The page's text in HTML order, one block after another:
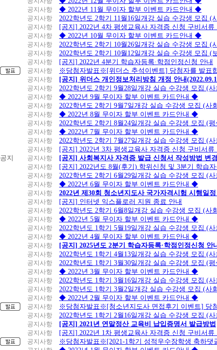
공지사항
◆ 2022년 11월 무이자 할부 이벤트 카드안내 ◆
공지사항
2022학년도 2학기 11월16일개강 실습 수강생 모집
공지사항
[공지] 2022년 4차 평생교육사 자격증 신청 구비서류
공지사항
◆ 2022년 10월 무이자 할부 이벤트 카드안내 ◆
공지사항
2022학년도 2학기 10월26일개강 실습 수강생 모집 (
공지사항
2022학년도 2학기 10월12일개강 실습 수강생 모집 (
공지사항
[공지] 2022년 4분기 학습자등록·학점인정신청 안내
공지사항
※당첨자발표※[위더스 추석이벤트] 당첨자를 발표
공지사항
[공지] 위더스 개인정보처리방침 개정 안내
공지사항
2022학년도 2학기 9월28일개강 실습 수강생 모집 (
공지사항
◆ 2022년 9월 무이자 할부 이벤트 카드안내 ◆
공지사항
2022학년도 2학기 9월7일개강 실습 수강생 모집 (사
공지사항
◆ 2022년 8월 무이자 할부 이벤트 카드안내 ◆
공지사항
2022학년도 2학기 8월24일개강 실습 수강생 모집 (
공지사항
◆ 2022년 7월 무이자 할부 이벤트 카드안내 ◆
공지사항
2022학년도 2학기 7월27일개강 실습 수강생 모집 (
공지사항
[공지] 2022년 3차 평생교육사 자격증 신청 구비서류
공지
공지사항
[공지] 사회복지사 자격증 발급 신청서 작성방법 변
공지사항
[공지] 2022년도 8월(후기) 학위신청 및 3분기 학습
공지사항
2022학년도 2학기 6월29일개강 실습 수강생 모집 (
공지사항
◆ 2022년 6월 무이자 할부 이벤트 카드안내 ◆
공지사항
2022년 제30회 청소년지도사 국가자격시험 시행일
공지사항
[공지] 인터넷 익스플로러 지원 종료 안내
공지사항
2022학년도 2학기 6월8일개강 실습 수강생 모집 (사
공지사항
◆ 2022년 5월 무이자 할부 이벤트 카드안내 ◆
공지사항
2022학년도 1학기 5월19일개강 실습 수강생 모집 (
공지사항
◆ 2022년 4월 무이자 할부 이벤트 카드안내 ◆
공지사항
[공지] 2025년도 2분기 학습자등록·학점인정신청 안
공지사항
2022학년도 1학기 4월13일개강 실습 수강생 모집 (
공지사항
2022학년도 1학기 3월30일개강 실습 수강생 모집 (
공지사항
◆ 2022년 3월 무이자 할부 이벤트 카드안내 ◆
공지사항
2022학년도 1학기 3월16일개강 실습 수강생 모집 (
공지사항
2022학년도 1학기 3월2일개강 실습 수강생 모집 (사
공지사항
◆ 2022년 2월 무이자 할부 이벤트 카드안내 ◆
공지사항
※당첨자발표※[청소년지도사 면접후기 이벤트] 당
공지사항
2022학년도 1학기 2월16일개강 실습 수강생 모집 (
공지사항
[공지] 2021년 연말정산 교육비 납입증명서 발급방법
공지사항
[공지] 2022년 1차 평생교육사 자격증 신청 구비서류
공지사항
※당첨자발표※[2021-1학기 성적우수장학생 축하댓